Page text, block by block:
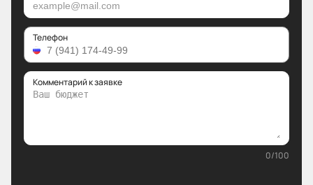
Телефон
Комментарий к заявке
0/100